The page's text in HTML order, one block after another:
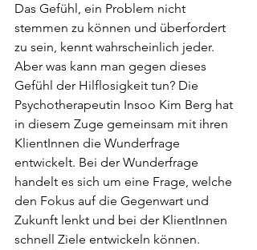
Das Gefühl, ein Problem nicht
stemmen zu können und überfordert
zu sein, kennt wahrscheinlich jeder.
Aber was kann man gegen dieses
Gefühl der Hilflosigkeit tun? Die
Psychotherapeutin Insoo Kim Berg hat
in diesem Zuge gemeinsam mit ihren
KlientInnen die Wunderfrage
entwickelt. Bei der Wunderfrage
handelt es sich um eine Frage, welche
den Fokus auf die Gegenwart und
Zukunft lenkt und bei der KlientInnen
schnell Ziele entwickeln können.